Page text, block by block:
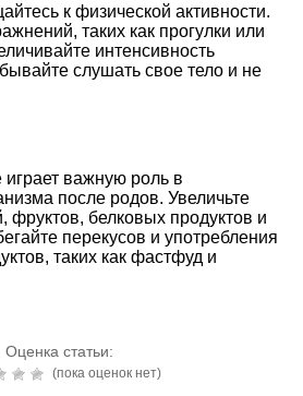
к физической активности.
таких как прогулки или
интенсивность
слушать свое тело и не
важную роль в
после родов. Увеличьте
фруктов, белковых продуктов и
перекусов и употребления
таких как фастфуд и
Оценка статьи:
(пока оценок нет)